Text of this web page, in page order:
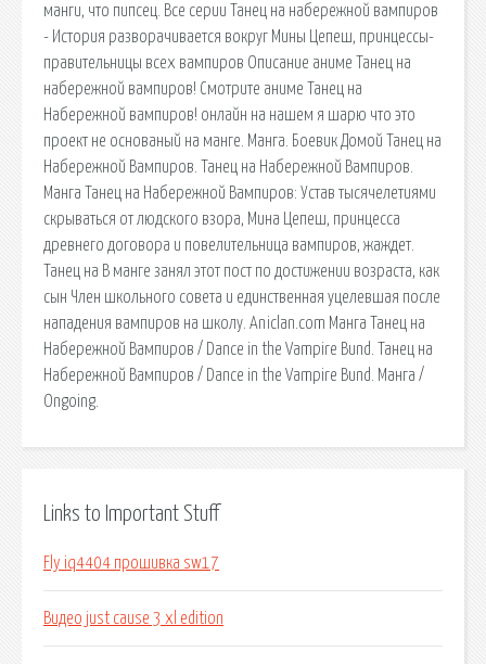
манги, что пипсец. Все серии Танец на набережной вампиров
- История разворачивается вокруг Мины Цепеш, принцессы-
правительницы всех вампиров Описание аниме Танец на
набережной вампиров! Смотрите аниме Танец на
Набережной вампиров! онлайн на нашем я шарю что это
проект не основаный на манге. Манга. Боевик Домой Танец на
Набережной Вампиров. Танец на Набережной Вампиров.
Манга Танец на Набережной Вампиров: Устав тысячелетиями
скрываться от людского взора, Мина Цепеш, принцесса
древнего договора и повелительница вампиров, жаждет.
Танец на В манге занял этот пост по достижении возраста, как
сын Член школьного совета и единственная уцелевшая после
нападения вампиров на школу. Aniclan.com Манга Танец на
Набережной Вампиров / Dance in the Vampire Bund. Танец на
Набережной Вампиров / Dance in the Vampire Bund. Манга /
Ongoing.
Links to Important Stuff
Fly iq4404 прошивка sw17
Видео just cause 3 xl edition